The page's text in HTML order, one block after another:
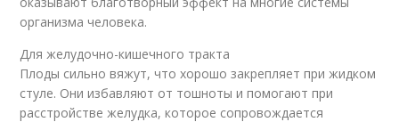
организма человека.
Для желудочно-кишечного тракта
Плоды сильно вяжут, что хорошо закрепляет при жидком
стуле. Они избавляют от тошноты и помогают при
расстройстве желудка, которое сопровождается